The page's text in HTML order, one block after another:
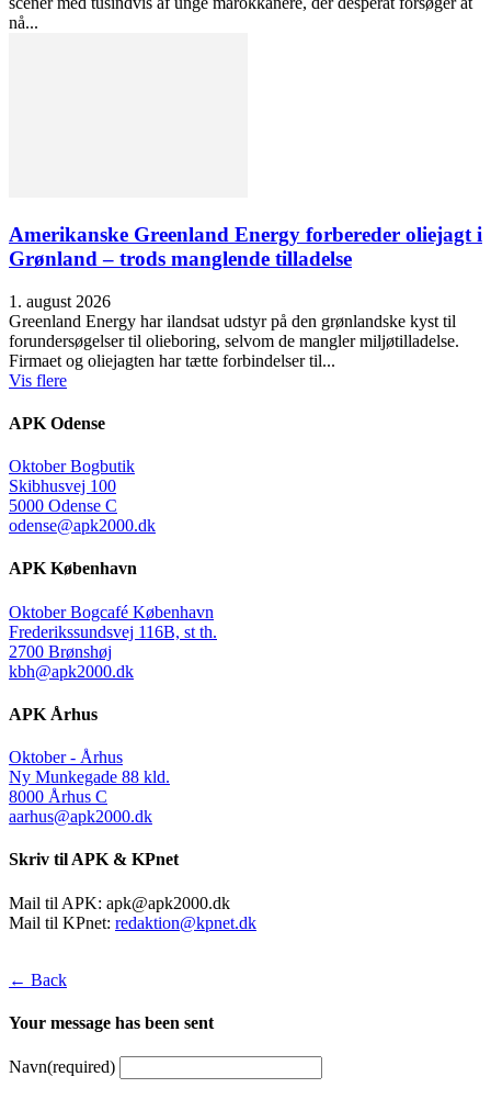
nå...
Amerikanske Greenland Energy forbereder oliejagt i
Grønland – trods manglende tilladelse
1. august 2026
Greenland Energy har ilandsat udstyr på den grønlandske kyst til
forundersøgelser til olieboring, selvom de mangler miljøtilladelse.
Firmaet og oliejagten har tætte forbindelser til...
Vis flere
APK Odense
Oktober Bogbutik
Skibhusvej 100
5000 Odense C
odense@apk2000.dk
APK København
Oktober Bogcafé København
Frederikssundsvej 116B, st th.
2700 Brønshøj
kbh@apk2000.dk
APK Århus
Oktober - Århus
Ny Munkegade 88 kld.
8000 Århus C
aarhus@apk2000.dk
Skriv til APK & KPnet
Mail til APK: apk@apk2000.dk
Mail til KPnet: redaktion@kpnet.dk
← Back
Your message has been sent
Navn(required)